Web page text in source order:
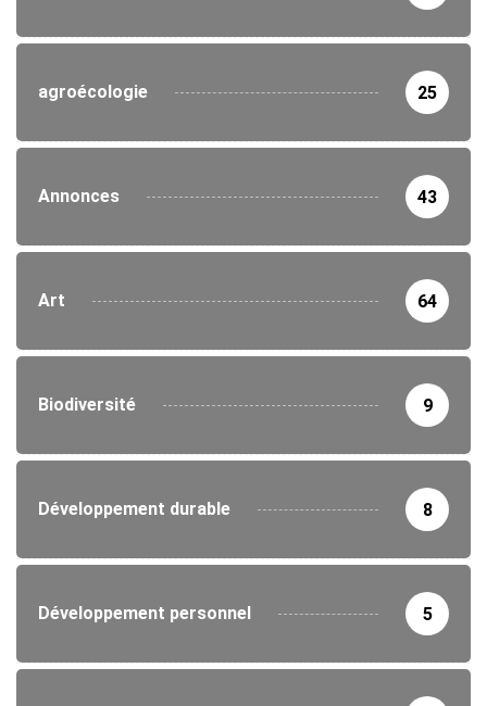
agroécologie 25
Annonces 43
Art 64
Biodiversité 9
Développement durable 8
Développement personnel 5